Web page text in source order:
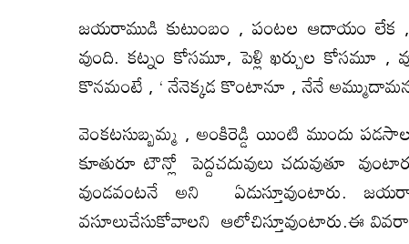
జయరాముడి కుటుంబం , పంటల ఆదాయం
వుంది. కట్నం కోసమూ, పెళ్లి ఖర్చుల కోసమూ ,
కొనమంటే , ‘ నేనెక్కడ కొంటానూ , నేనే
వెంకటసుబ్బమ్మ , అంకిరెడ్డి యింటి ముందు
కూతురూ టౌన్లో పెద్దచదువులు చదువుతూ
వుండవంటనే అని ఏడుస్తూవుంటారు.
వసూలుచేసుకోవాలని ఆలోచిస్తూవుంటారు.ఈ